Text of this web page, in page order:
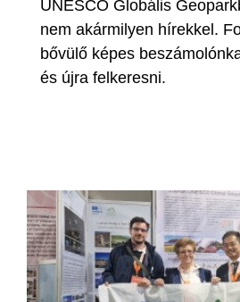
UNESCO Globális
nem akármilyen hírekkel.
bővülő képes
és újra felkeresni.